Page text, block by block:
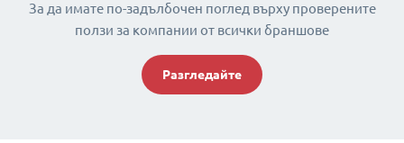
За да имате по-задълбочен поглед върху проверените
ползи за компании от всички браншове
Разгледайте